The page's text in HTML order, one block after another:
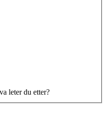
leter du etter?